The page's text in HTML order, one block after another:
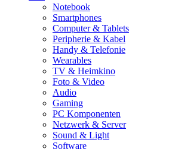
Notebook
Smartphones
Computer & Tablets
Peripherie & Kabel
Handy & Telefonie
Wearables
TV & Heimkino
Foto & Video
Audio
Gaming
PC Komponenten
Netzwerk & Server
Sound & Light
Software